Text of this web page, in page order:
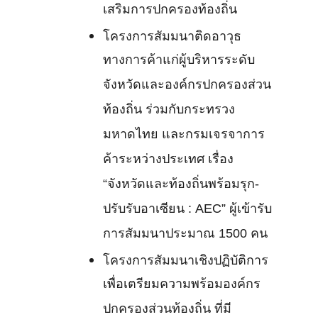
เสริมการปกครองท้องถิ่น
โครงการสัมมนาติดอาวุธ
ทางการค้าแก่ผู้บริหารระดับ
จังหวัดและองค์กรปกครองส่วน
ท้องถิ่น ร่วมกับกระทรวง
มหาดไทย และกรมเจรจาการ
ค้าระหว่างประเทศ เรื่อง
“จังหวัดและท้องถิ่นพร้อมรุก-
ปรับรับอาเซียน : AEC” ผู้เข้ารับ
การสัมมนาประมาณ 1500 คน
โครงการสัมมนาเชิงปฏิบัติการ
เพื่อเตรียมความพร้อมองค์กร
ปกครองส่วนท้องถิ่น ที่มี